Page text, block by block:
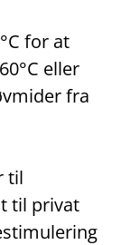
for at
eller
fra
til
til privat